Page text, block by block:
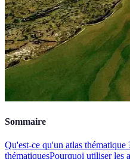
Sommaire
Qu'est-ce qu'un atlas thématique
thématiquesPourquoi utiliser les